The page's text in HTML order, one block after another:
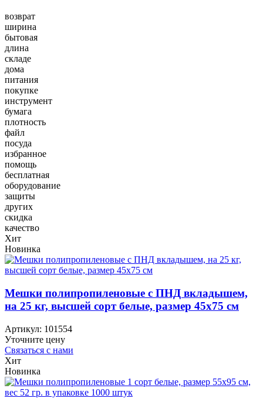
возврат
ширина
бытовая
длина
складе
дома
питания
покупке
инструмент
бумага
плотность
файл
посуда
избранное
помощь
бесплатная
оборудование
защиты
других
скидка
качество
Хит
Новинка
Мешки полипропиленовые с ПНД вкладышем,
на 25 кг, высшей сорт белые, размер 45х75 см
Артикул: 101554
Уточните цену
Связаться с нами
Хит
Новинка